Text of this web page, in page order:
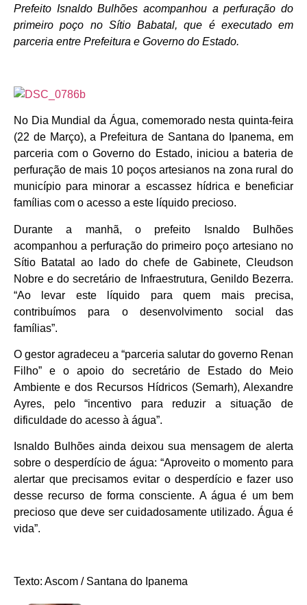
Prefeito Isnaldo Bulhões acompanhou a perfuração do
primeiro poço no Sítio Babatal, que é executado em
parceria entre Prefeitura e Governo do Estado.
No Dia Mundial da Água, comemorado nesta quinta-feira
(22 de Março), a Prefeitura de Santana do Ipanema, em
parceria com o Governo do Estado, iniciou a bateria de
perfuração de mais 10 poços artesianos na zona rural do
município para minorar a escassez hídrica e beneficiar
famílias com o acesso a este líquido precioso.
Durante a manhã, o prefeito Isnaldo Bulhões
acompanhou a perfuração do primeiro poço artesiano no
Sítio Batatal ao lado do chefe de Gabinete, Cleudson
Nobre e do secretário de Infraestrutura, Genildo Bezerra.
“Ao levar este líquido para quem mais precisa,
contribuímos para o desenvolvimento social das
famílias”.
O gestor agradeceu a “parceria salutar do governo Renan
Filho” e o apoio do secretário de Estado do Meio
Ambiente e dos Recursos Hídricos (Semarh), Alexandre
Ayres, pelo “incentivo para reduzir a situação de
dificuldade do acesso à água”.
Isnaldo Bulhões ainda deixou sua mensagem de alerta
sobre o desperdício de água: “Aproveito o momento para
alertar que precisamos evitar o desperdício e fazer uso
desse recurso de forma consciente. A água é um bem
precioso que deve ser cuidadosamente utilizado. Água é
vida”.
Texto: Ascom / Santana do Ipanema